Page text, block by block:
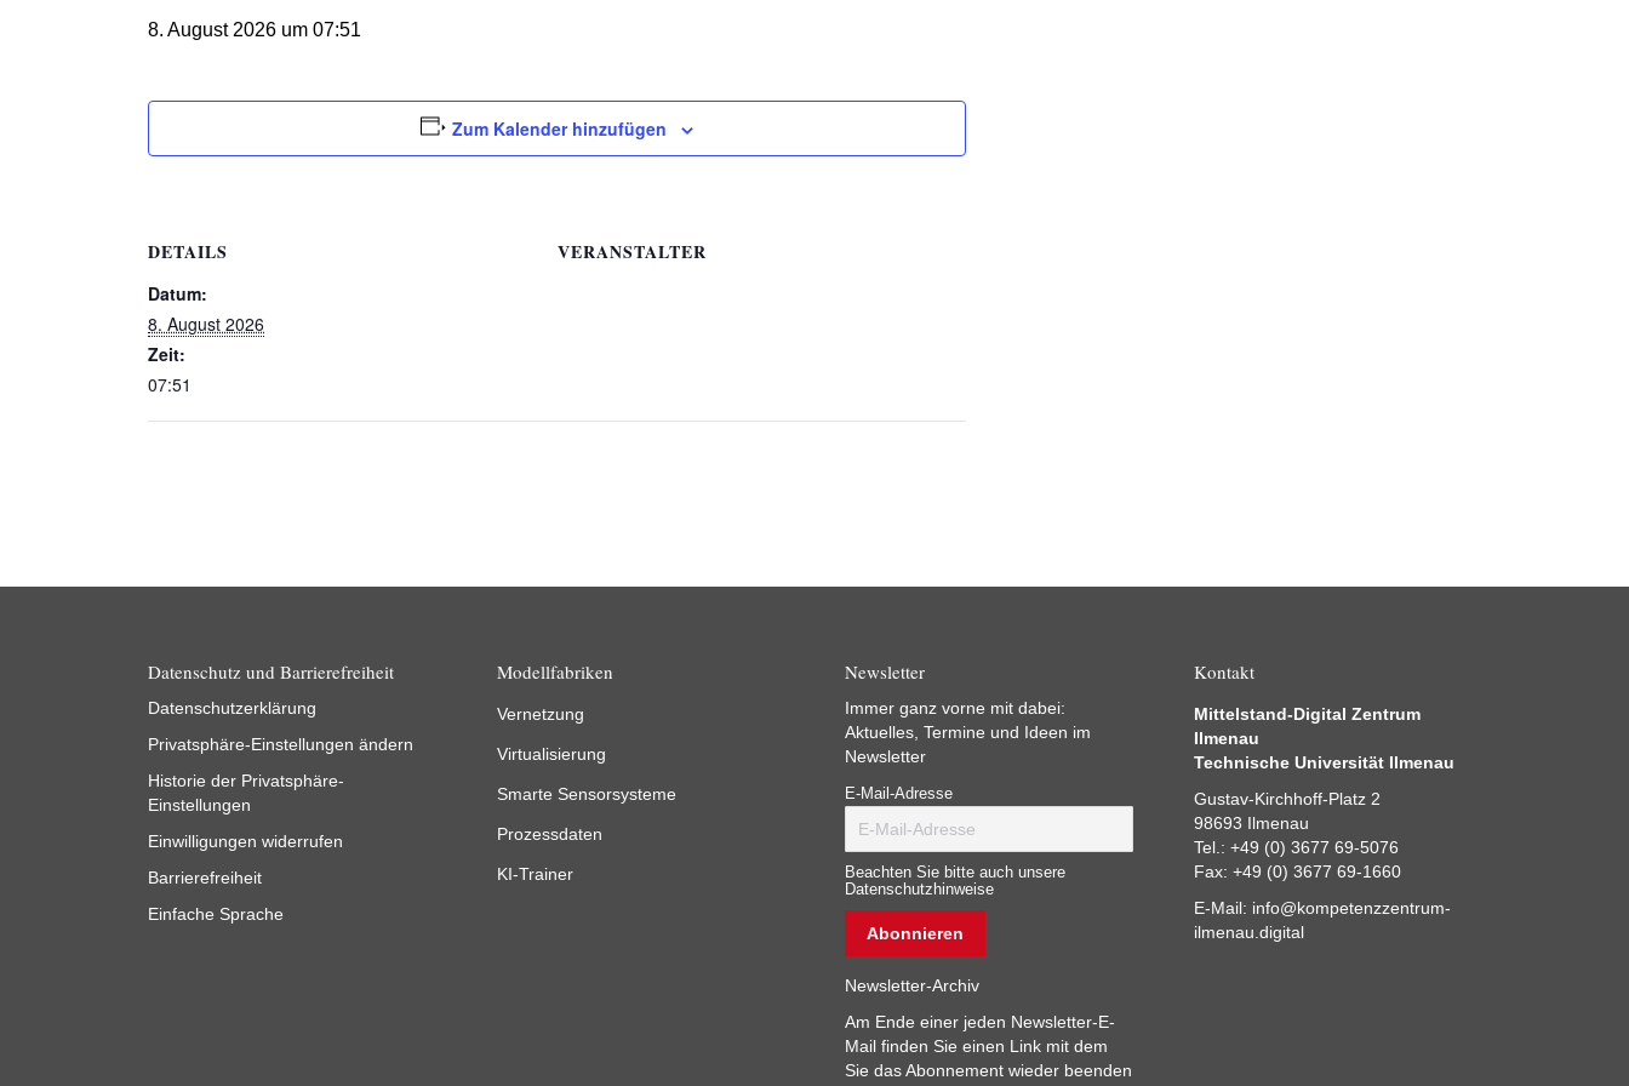
8. August 2026 um 07:51
Zum Kalender hinzufügen
DETAILS
Datum:
8. August 2026
Zeit:
07:51
VERANSTALTER
Datenschutz und Barrierefreiheit
Datenschutzerklärung
Privatsphäre-Einstellungen ändern
Historie der Privatsphäre-
Einstellungen
Einwilligungen widerrufen
Barrierefreiheit
Einfache Sprache
Modellfabriken
Vernetzung
Virtualisierung
Smarte Sensorsysteme
Prozessdaten
KI-Trainer
Newsletter
Immer ganz vorne mit dabei:
Aktuelles, Termine und Ideen im
Newsletter
E-Mail-Adresse
Beachten Sie bitte auch unsere
Datenschutzhinweise
Newsletter-Archiv
Am Ende einer jeden Newsletter-E-
Mail finden Sie einen Link mit dem
Sie das Abonnement wieder beenden
Kontakt
Mittelstand-Digital Zentrum
Ilmenau
Technische Universität Ilmenau
Gustav-Kirchhoff-Platz 2
98693 Ilmenau
Tel.: +49 (0) 3677 69-5076
Fax: +49 (0) 3677 69-1660
E-Mail: info@kompetenzzentrum-
ilmenau.digital